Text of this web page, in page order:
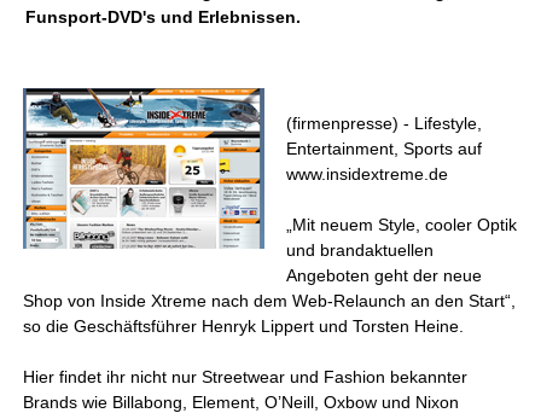
Funsport-DVD's und Erlebnissen.
(firmenpresse) - Lifestyle,
Entertainment, Sports auf
www.insidextreme.de
„Mit neuem Style, cooler Optik
und brandaktuellen
Angeboten geht der neue
Shop von Inside Xtreme nach dem Web-Relaunch an den Start“,
so die Geschäftsführer Henryk Lippert und Torsten Heine.
Hier findet ihr nicht nur Streetwear und Fashion bekannter
Brands wie Billabong, Element, O’Neill, Oxbow und Nixon